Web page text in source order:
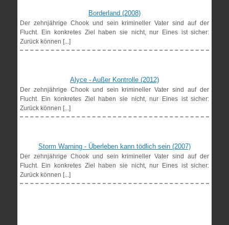
Borderland (2008)
Der zehnjährige Chook und sein krimineller Vater sind auf der
Flucht. Ein konkretes Ziel haben sie nicht, nur Eines ist sicher:
Zurück können [...]
Alyce - Außer Kontrolle (2012)
Der zehnjährige Chook und sein krimineller Vater sind auf der
Flucht. Ein konkretes Ziel haben sie nicht, nur Eines ist sicher:
Zurück können [...]
Storm Warning - Überleben kann tödlich sein (2007)
Der zehnjährige Chook und sein krimineller Vater sind auf der
Flucht. Ein konkretes Ziel haben sie nicht, nur Eines ist sicher:
Zurück können [...]